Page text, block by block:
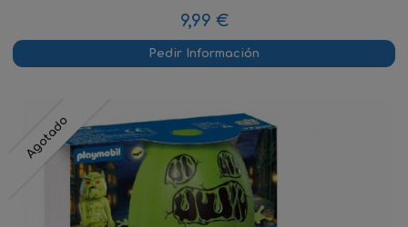
9,99 €
Pedir Información
Agotado